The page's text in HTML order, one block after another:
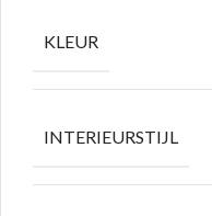
KLEUR
INTERIEURSTIJL